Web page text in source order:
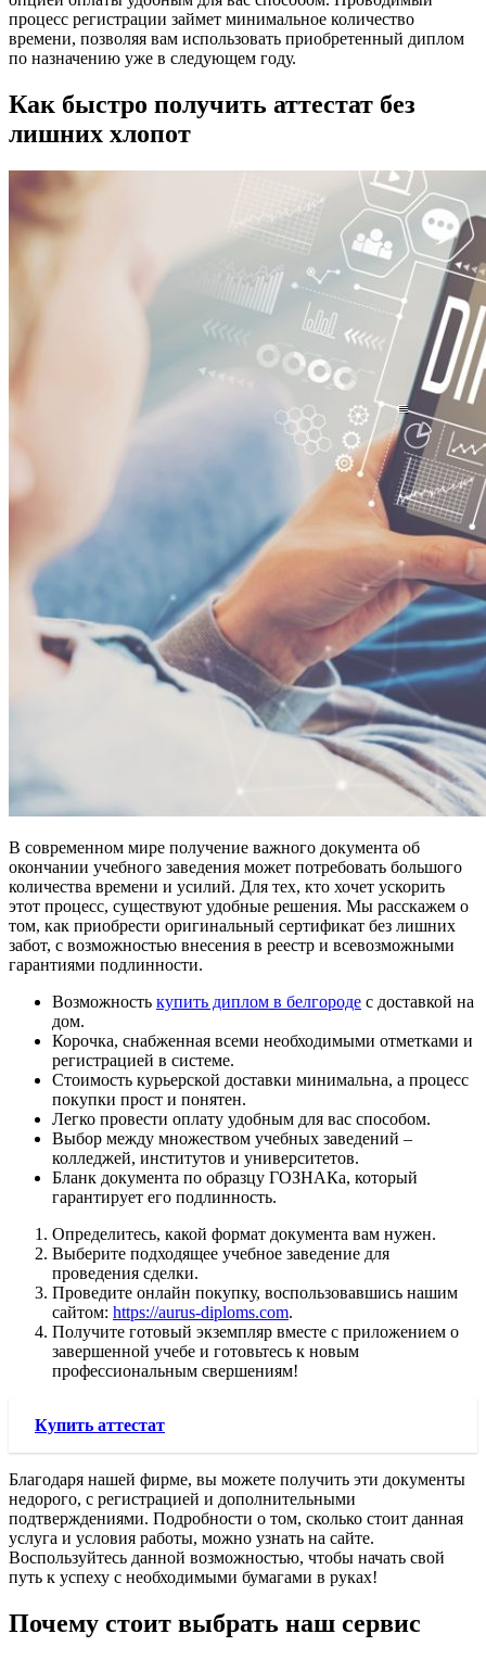
процесс регистрации займет минимальное количество
времени, позволяя вам использовать приобретенный диплом
по назначению уже в следующем году.
Как быстро получить аттестат без
лишних хлопот
В современном мире получение важного документа об
окончании учебного заведения может потребовать большого
количества времени и усилий. Для тех, кто хочет ускорить
этот процесс, существуют удобные решения. Мы расскажем о
том, как приобрести оригинальный сертификат без лишних
забот, с возможностью внесения в реестр и всевозможными
гарантиями подлинности.
Возможность купить диплом в белгороде с доставкой на
дом.
Корочка, снабженная всеми необходимыми отметками и
регистрацией в системе.
Стоимость курьерской доставки минимальна, а процесс
покупки прост и понятен.
Легко провести оплату удобным для вас способом.
Выбор между множеством учебных заведений –
колледжей, институтов и университетов.
Бланк документа по образцу ГОЗНАКа, который
гарантирует его подлинность.
Определитесь, какой формат документа вам нужен.
Выберите подходящее учебное заведение для
проведения сделки.
Проведите онлайн покупку, воспользовавшись нашим
сайтом: https://aurus-diploms.com.
Получите готовый экземпляр вместе с приложением о
завершенной учебе и готовьтесь к новым
профессиональным свершениям!
Купить аттестат
Благодаря нашей фирме, вы можете получить эти документы
недорого, с регистрацией и дополнительными
подтверждениями. Подробности о том, сколько стоит данная
услуга и условия работы, можно узнать на сайте.
Воспользуйтесь данной возможностью, чтобы начать свой
путь к успеху с необходимыми бумагами в руках!
Почему стоит выбрать наш сервис